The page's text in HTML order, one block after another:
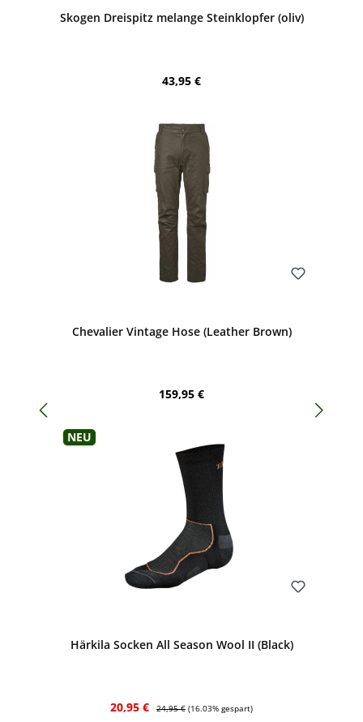
Skogen Dreispitz melange Steinklopfer (oliv)
Regulärer Preis:
43,95 €
Chevalier Vintage Hose (Leather Brown)
Regulärer Preis:
159,95 €
Neu
Härkila Socken All Season Wool II (Black)
Verkaufspreis:
20,95 € Regulärer Preis:
24,95 € (16.03% gespart)